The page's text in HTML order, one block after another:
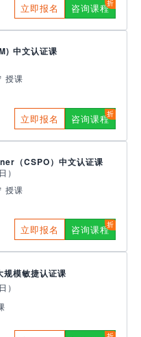
立即报名 咨询课程
中文认证课
授课
立即报名 咨询课程
（CSPO）中文认证课
）
授课
立即报名 咨询课程
模敏捷认证课
）